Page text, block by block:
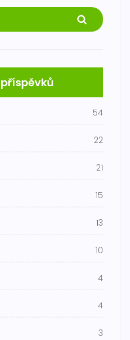
54
22
21
15
13
10
4
4
3